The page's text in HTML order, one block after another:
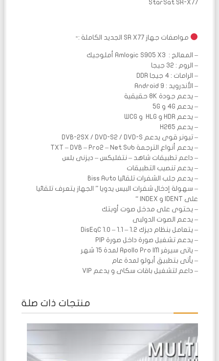
StarSat SR-X77
مواصفات جهاز SR X77 الجديد الكاملة :-
– المعالج : Amlogic S905 X3 أملوجيك
– الروم : 32 جيجا
– الرامات : 4 جيجا DDR
– الأندرويد : Android 9
– يدعم جودة 8K حقيقية
– يدعم 4G و 5G
– يدعم HDR و HLG و WCG
– يدعم H265
– تيونر قوى يدعم DVB-2SX / DVD-S2 / DVD-S
– يدعم أنواع الترجمة TXT – DVB – Pro2 – Net Sub
– داعم تطبيقات شاهد – نتفليكس – ديزنى بلس
– يدعم تنصيب التطبيقات
– يدعم جلب الشفرات تلقائيا Biss Auto
– سهولة إدخال شفرات البيس يدويا ” الجهاز يتعرف تلقائيا
على IDENT و INDEX “
– يحتوى على مدخل صوت أوبتك
– يدعم الصوت الدولبى
– يتعامل بنظام ديزك DisEqC 1.0 – 1.1 – 1.2
– يدعم تشغيل صورة داخل صورة PIP
– ياتى سيرفر Apollo Pro IM لمدة 15 شهر
– يأتى بتطبيق أبولو لمدة عام
– داعم لتشغيل باقات سكاى و يدعم VIP
منتجات ذات صلة
تم
التقييم
من